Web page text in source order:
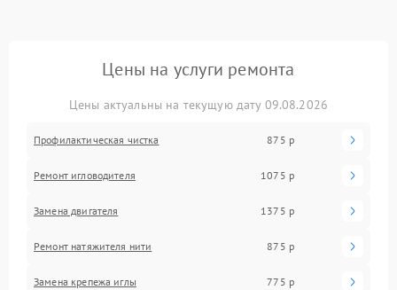
Цены на услуги ремонта
Цены актуальны на текущую дату 09.08.2026
Профилактическая чистка 875 р
Ремонт игловодителя 1075 р
Замена двигателя 1375 р
Ремонт натяжителя нити 875 р
Замена крепежа иглы 775 р